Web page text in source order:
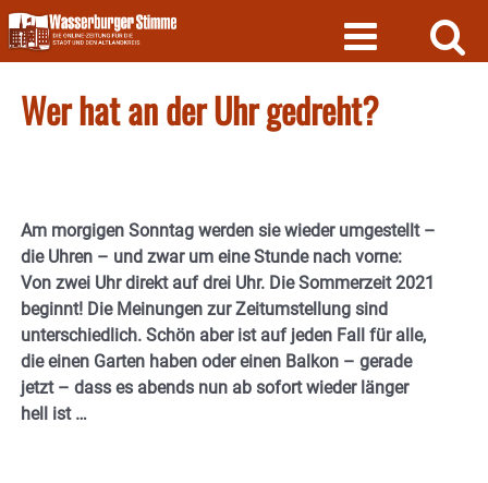
Skip
to
content
Wer hat an der Uhr gedreht?
Am morgigen Sonntag werden sie wieder umgestellt –
die Uhren – und zwar um eine Stunde nach vorne:
Von zwei Uhr direkt auf drei Uhr. Die Sommerzeit 2021
beginnt! Die Meinungen zur Zeitumstellung sind
unterschiedlich. Schön aber ist auf jeden Fall für alle,
die einen Garten haben oder einen Balkon – gerade
jetzt – dass es abends nun ab sofort wieder länger
hell ist …